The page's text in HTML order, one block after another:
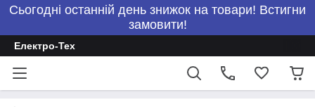
Сьогодні останній день знижок на товари! Встигни
замовити!
Електро-Тех